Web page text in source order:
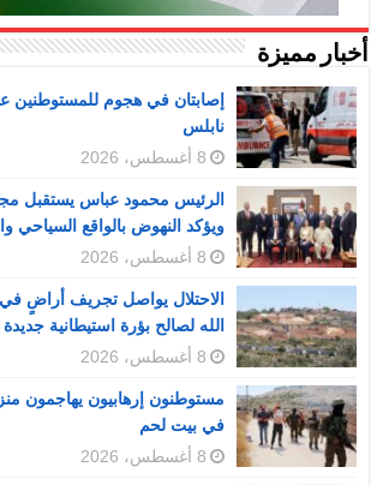
أخبار مميزة
إصابتان في هجوم
نابلس
8 أغسطس، 2026
الرئيس محمود عباس يستقبل
ويؤكد النهوض بالواقع السياحي
8 أغسطس، 2026
الاحتلال يواصل تجريف أراضٍ
الله لصالح بؤرة استيطانية جديدة
8 أغسطس، 2026
مستوطنون إرهابيون يهاجمون
في بيت لحم
8 أغسطس، 2026